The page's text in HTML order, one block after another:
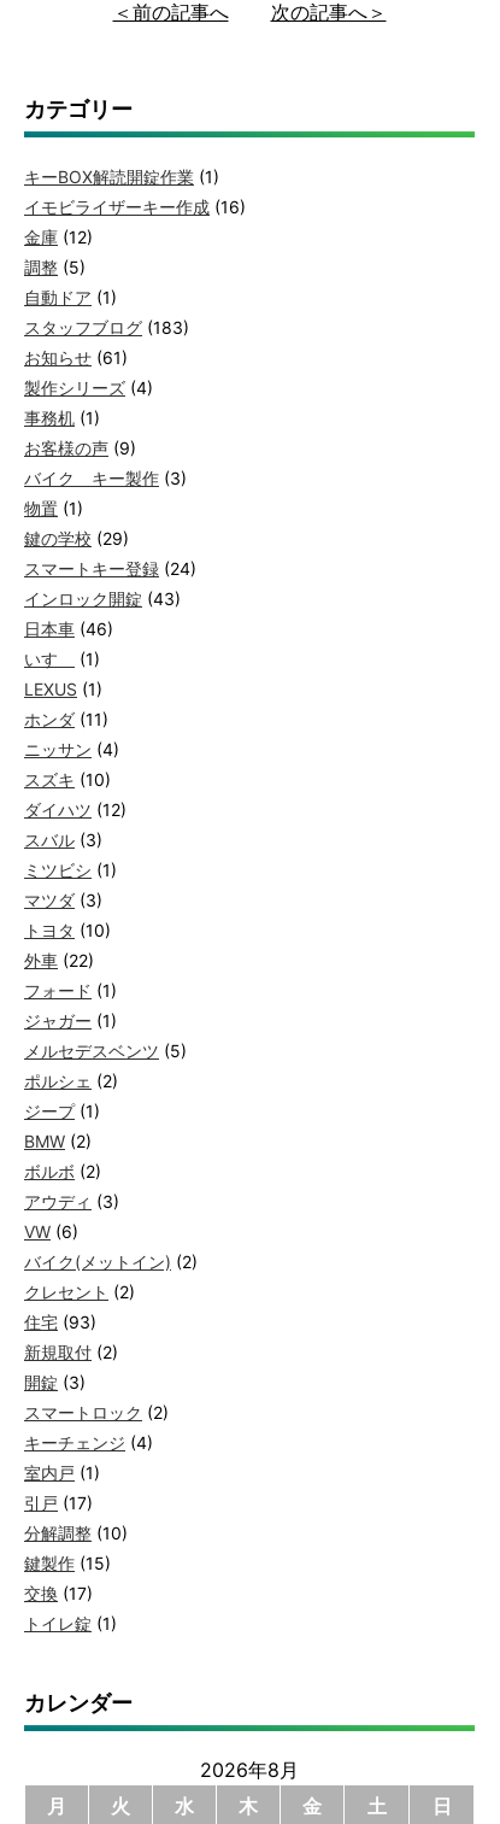
＜前の記事へ 次の記事へ＞
カテゴリー
キーBOX解読開錠作業 (1)
イモビライザーキー作成 (16)
金庫 (12)
調整 (5)
自動ドア (1)
スタッフブログ (183)
お知らせ (61)
製作シリーズ (4)
事務机 (1)
お客様の声 (9)
バイク キー製作 (3)
物置 (1)
鍵の学校 (29)
スマートキー登録 (24)
インロック開錠 (43)
日本車 (46)
いすゞ
(1)
LEXUS (1)
ホンダ (11)
ニッサン (4)
スズキ (10)
ダイハツ (12)
スバル (3)
ミツビシ (1)
マツダ (3)
トヨタ (10)
外車 (22)
フォード (1)
ジャガー (1)
メルセデスベンツ (5)
ポルシェ (2)
ジープ(1)
BMW (2)
ボルボ (2)
アウディ (3)
VW (6)
バイク(メットイン) (2)
クレセント (2)
住宅 (93)
新規取付 (2)
開錠 (3)
スマートロック (2)
キーチェンジ (4)
室内戸 (1)
引戸 (17)
分解調整 (10)
鍵製作 (15)
交換 (17)
トイレ錠 (1)
カレンダー
2026年8月
月
火 水 木 金 土
日